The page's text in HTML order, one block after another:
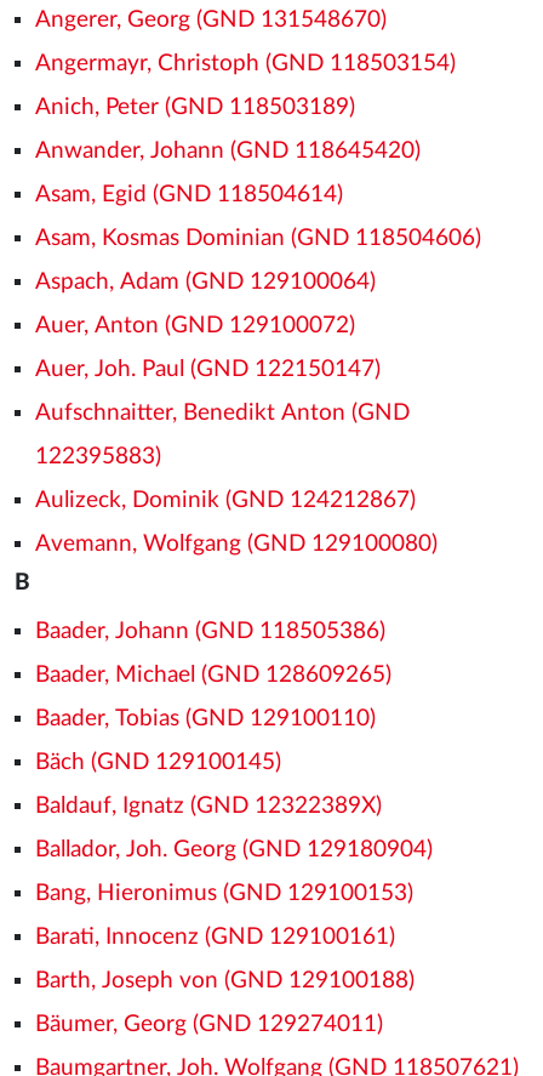
Angerer, Georg (GND 131548670)
Angermayr, Christoph (GND 118503154)
Anich, Peter (GND 118503189)
Anwander, Johann (GND 118645420)
Asam, Egid (GND 118504614)
Asam, Kosmas Dominian (GND 118504606)
Aspach, Adam (GND 129100064)
Auer, Anton (GND 129100072)
Auer, Joh. Paul (GND 122150147)
Aufschnaitter, Benedikt Anton (GND
122395883)
Aulizeck, Dominik (GND 124212867)
Avemann, Wolfgang (GND 129100080)
B
Baader, Johann (GND 118505386)
Baader, Michael (GND 128609265)
Baader, Tobias (GND 129100110)
Bäch (GND 129100145)
Baldauf, Ignatz (GND 12322389X)
Ballador, Joh. Georg (GND 129180904)
Bang, Hieronimus (GND 129100153)
Barati, Innocenz (GND 129100161)
Barth, Joseph von (GND 129100188)
Bäumer, Georg (GND 129274011)
Baumgartner, Joh. Wolfgang (GND 118507621)